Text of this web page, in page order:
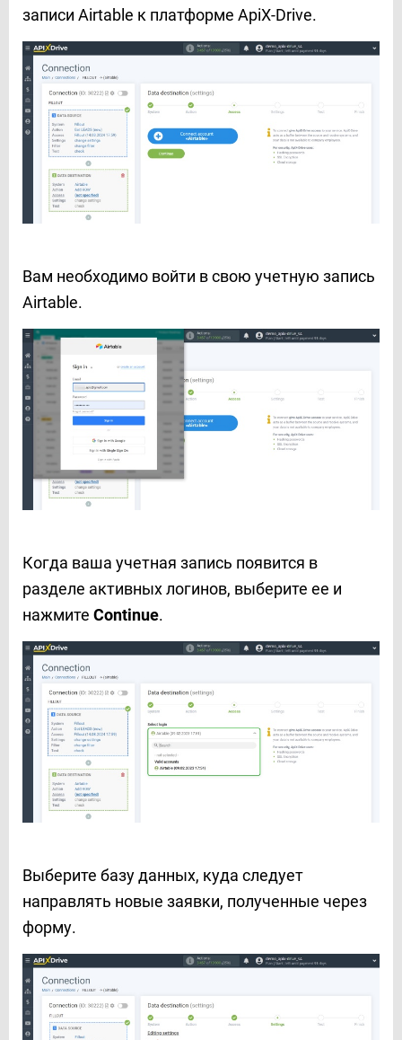
записи Airtable к платформе ApiX-Drive.
Вам необходимо войти в свою учетную запись
Airtable.
Когда ваша учетная запись появится в
разделе активных логинов, выберите ее и
нажмите Continue.
Выберите базу данных, куда следует
направлять новые заявки, полученные через
форму.